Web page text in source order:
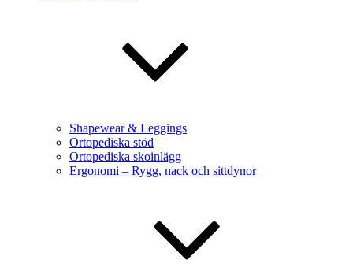
Shapewear & Leggings
Ortopediska stöd
Ortopediska skoinlägg
Ergonomi – Rygg, nack och sittdynor